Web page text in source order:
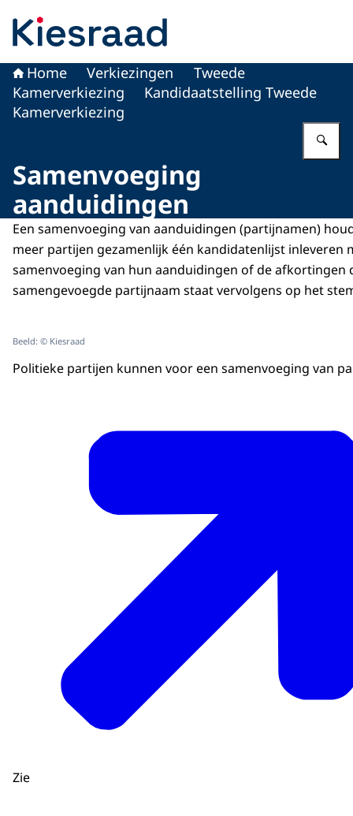
Home Verkiezingen
Tweede
Kamerverkiezing
Kandidaatstelling Tweede
Kamerverkiezing
Samenvoeging
aanduidingen
Een samenvoeging van aanduidingen (partijnamen)
meer partijen gezamenlijk één kandidatenlijst inleveren
samenvoeging van hun aanduidingen of de afkortingen
samengevoegde partijnaam staat vervolgens op het
Beeld: © Kiesraad
Politieke partijen kunnen voor een samenvoeging van
Zie